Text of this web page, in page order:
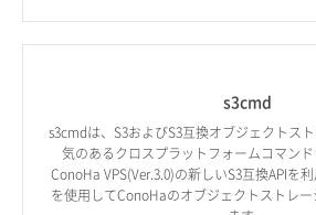
s3cmd
s3cmdは、S3およびS3互換オブジェクトス
気のあるクロスプラットフォームコマンド
ConoHa VPS(Ver.3.0)の新しいS3互換APIを
を使用してConoHaのオブジェクトストレ